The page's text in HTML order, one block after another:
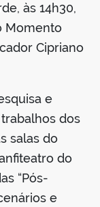
às 14h30,
Momento
Cipriano
e
dos
salas do
do
“Pós-
e